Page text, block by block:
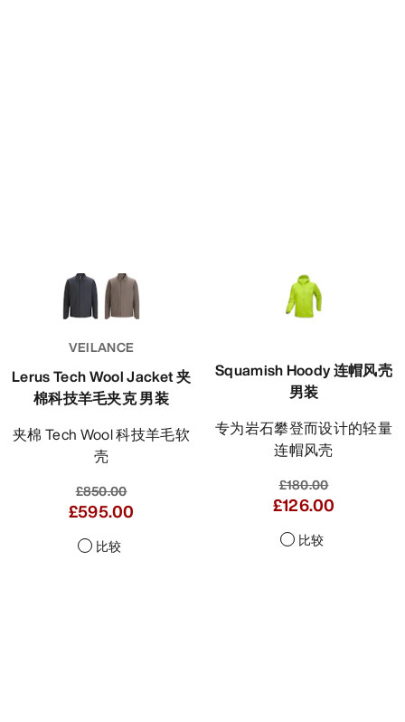
VEILANCE
Lerus Tech Wool Jacket 夹
棉科技羊毛夹克 男装
夹棉 Tech Wool 科技羊毛软
壳
£850.00
£595.00
比较
Squamish Hoody 连帽风壳
男装
专为岩石攀登而设计的轻量
连帽风壳
£180.00
£126.00
比较